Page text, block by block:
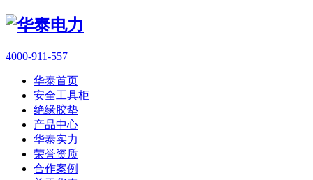
4000-911-557
华泰首页
安全工具柜
绝缘胶垫
产品中心
华泰实力
荣誉资质
合作案例